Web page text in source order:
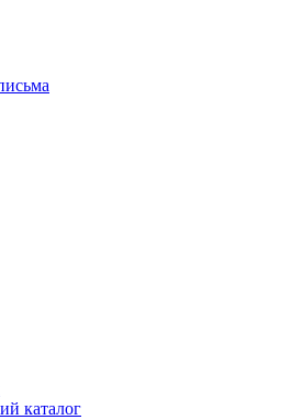
каталог